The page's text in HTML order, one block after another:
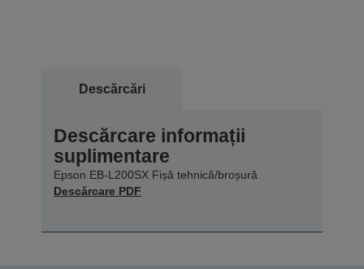
Descărcări
Descărcare informații
suplimentare
Epson EB-L200SX Fișă tehnică/broșură
Descărcare PDF